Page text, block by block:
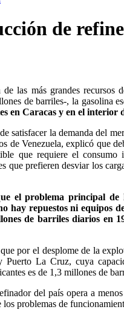
de
las más grandes
de barriles-, la gasolina
en Caracas y en el interior
satisfacer la demanda del
de Venezuela, explicó que
que requiere el
que prefieren desviar los
el problema principal
hay repuestos ni equipos
de barriles diarios en
por el desplome de la
La Cruz, cuya
es de 1,3 millones de
del país opera a
los problemas de